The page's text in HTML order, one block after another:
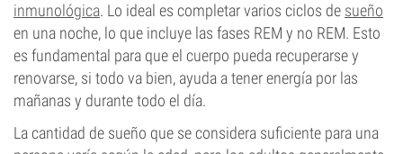
inmunológica. Lo ideal es completar varios ciclos de sueño
en una noche, lo que incluye las fases REM y no REM. Esto
es fundamental para que el cuerpo pueda recuperarse y
renovarse, si todo va bien, ayuda a tener energía por las
mañanas y durante todo el día.
La cantidad de sueño que se considera suficiente para una